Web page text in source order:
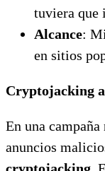
tuviera que
Alcance:
en sitios
Cryptojacking
En una
anuncios
cryptojacking .